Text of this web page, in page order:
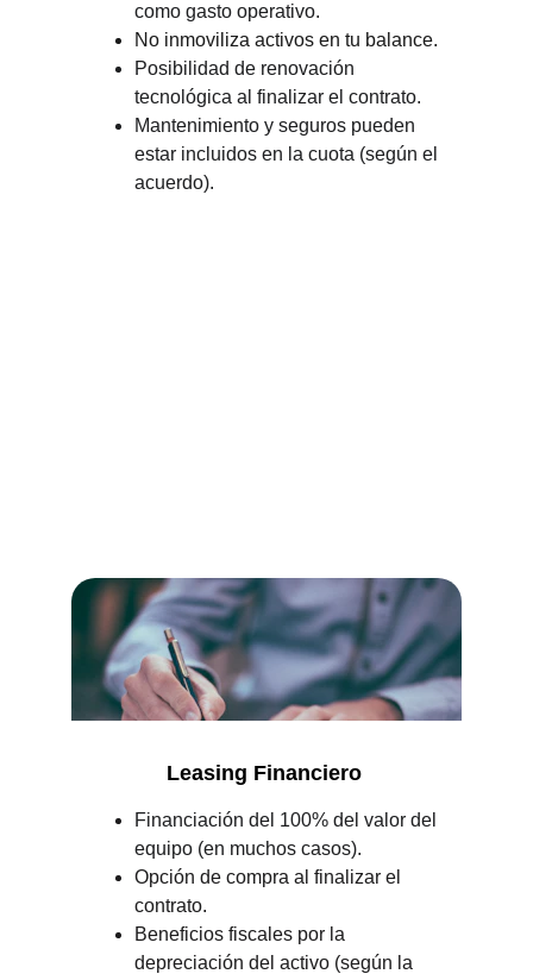
como gasto operativo.
No inmoviliza activos en tu balance.
Posibilidad de renovación
tecnológica al finalizar el contrato.
Mantenimiento y seguros pueden
estar incluidos en la cuota (según el
acuerdo).
Leasing Financiero
Financiación del 100% del valor del
equipo (en muchos casos).
Opción de compra al finalizar el
contrato.
Beneficios fiscales por la
depreciación del activo (según la